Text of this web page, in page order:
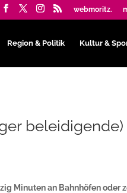
webmoritz.
Region & Politik Kultur &
beleidigende)
Minuten an Bahnhöfen oder